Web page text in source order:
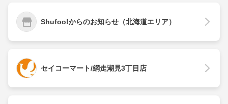
Shufoo!からのお知らせ（北海道エリア）
セイコーマート/網走潮見3丁目店